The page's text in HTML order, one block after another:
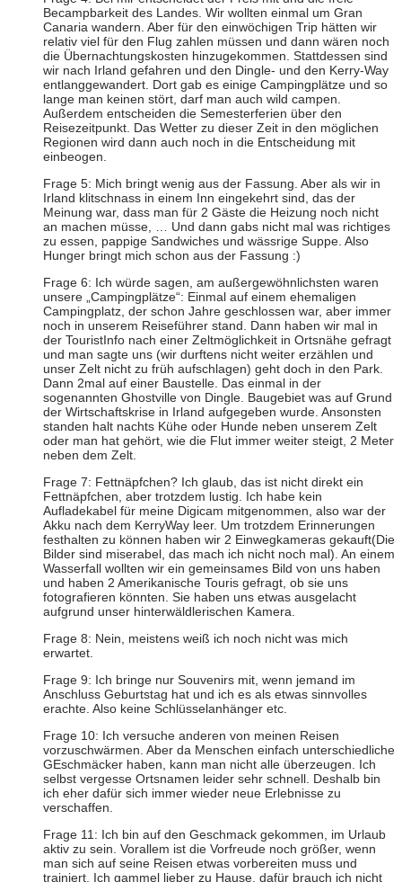
Becampbarkeit des Landes. Wir wollten einmal um Gran
Canaria wandern. Aber für den einwöchigen Trip hätten wir
relativ viel für den Flug zahlen müssen und dann wären noch
die Übernachtungskosten hinzugekommen. Stattdessen sind
wir nach Irland gefahren und den Dingle- und den Kerry-Way
entlanggewandert. Dort gab es einige Campingplätze und so
lange man keinen stört, darf man auch wild campen.
Außerdem entscheiden die Semesterferien über den
Reisezeitpunkt. Das Wetter zu dieser Zeit in den möglichen
Regionen wird dann auch noch in die Entscheidung mit
einbeogen.
Frage 5: Mich bringt wenig aus der Fassung. Aber als wir in
Irland klitschnass in einem Inn eingekehrt sind, das der
Meinung war, dass man für 2 Gäste die Heizung noch nicht
an machen müsse, … Und dann gabs nicht mal was richtiges
zu essen, pappige Sandwiches und wässrige Suppe. Also
Hunger bringt mich schon aus der Fassung :)
Frage 6: Ich würde sagen, am außergewöhnlichsten waren
unsere „Campingplätze“: Einmal auf einem ehemaligen
Campingplatz, der schon Jahre geschlossen war, aber immer
noch in unserem Reiseführer stand. Dann haben wir mal in
der TouristInfo nach einer Zeltmöglichkeit in Ortsnähe gefragt
und man sagte uns (wir durftens nicht weiter erzählen und
unser Zelt nicht zu früh aufschlagen) geht doch in den Park.
Dann 2mal auf einer Baustelle. Das einmal in der
sogenannten Ghostville von Dingle. Baugebiet was auf Grund
der Wirtschaftskrise in Irland aufgegeben wurde. Ansonsten
standen halt nachts Kühe oder Hunde neben unserem Zelt
oder man hat gehört, wie die Flut immer weiter steigt, 2 Meter
neben dem Zelt.
Frage 7: Fettnäpfchen? Ich glaub, das ist nicht direkt ein
Fettnäpfchen, aber trotzdem lustig. Ich habe kein
Aufladekabel für meine Digicam mitgenommen, also war der
Akku nach dem KerryWay leer. Um trotzdem Erinnerungen
festhalten zu können haben wir 2 Einwegkameras gekauft(Die
Bilder sind miserabel, das mach ich nicht noch mal). An einem
Wasserfall wollten wir ein gemeinsames Bild von uns haben
und haben 2 Amerikanische Touris gefragt, ob sie uns
fotografieren könnten. Sie haben uns etwas ausgelacht
aufgrund unser hinterwäldlerischen Kamera.
Frage 8: Nein, meistens weiß ich noch nicht was mich
erwartet.
Frage 9: Ich bringe nur Souvenirs mit, wenn jemand im
Anschluss Geburtstag hat und ich es als etwas sinnvolles
erachte. Also keine Schlüsselanhänger etc.
Frage 10: Ich versuche anderen von meinen Reisen
vorzuschwärmen. Aber da Menschen einfach unterschiedliche
GEschmäcker haben, kann man nicht alle überzeugen. Ich
selbst vergesse Ortsnamen leider sehr schnell. Deshalb bin
ich eher dafür sich immer wieder neue Erlebnisse zu
verschaffen.
Frage 11: Ich bin auf den Geschmack gekommen, im Urlaub
aktiv zu sein. Vorallem ist die Vorfreude noch größer, wenn
man sich auf seine Reisen etwas vorbereiten muss und
trainiert. Ich gammel lieber zu Hause, dafür brauch ich nicht